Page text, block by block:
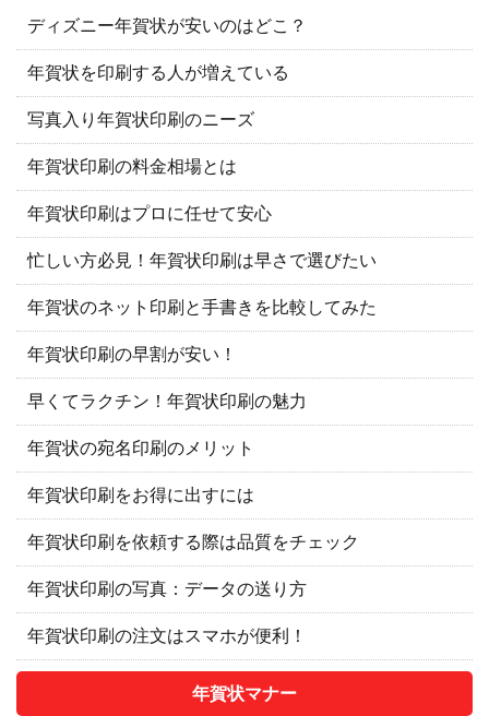
ディズニー年賀状が安いのはどこ？
年賀状を印刷する人が増えている
写真入り年賀状印刷のニーズ
年賀状印刷の料金相場とは
年賀状印刷はプロに任せて安心
忙しい方必見！年賀状印刷は早さで選びたい
年賀状のネット印刷と手書きを比較してみた
年賀状印刷の早割が安い！
早くてラクチン！年賀状印刷の魅力
年賀状の宛名印刷のメリット
年賀状印刷をお得に出すには
年賀状印刷を依頼する際は品質をチェック
年賀状印刷の写真：データの送り方
年賀状印刷の注文はスマホが便利！
年賀状マナー